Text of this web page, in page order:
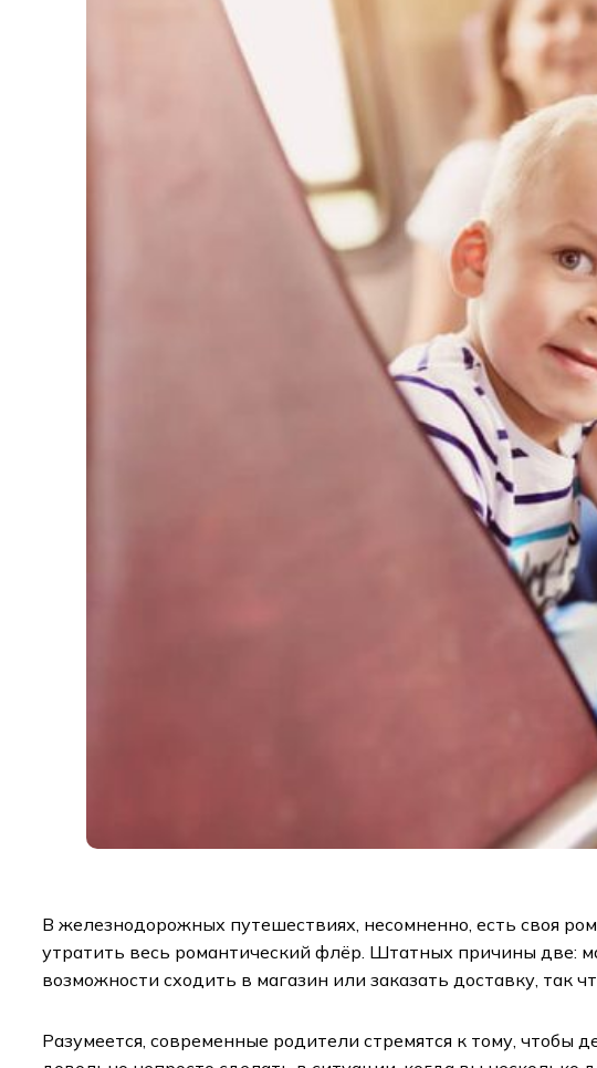
В железнодорожных путешествиях, несомненно, есть своя
утратить весь романтический флёр. Штатных причины две:
возможности сходить в магазин или заказать доставку, так
Разумеется, современные родители стремятся к тому, чтобы